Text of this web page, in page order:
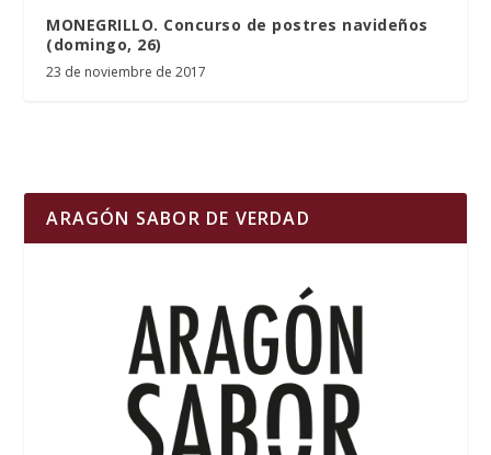
MONEGRILLO. Concurso de postres navideños
(domingo, 26)
23 de noviembre de 2017
ARAGÓN SABOR DE VERDAD